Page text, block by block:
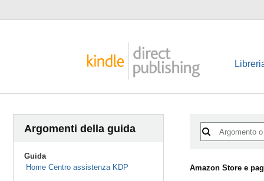
Argomenti della guida
Guida
Home Centro assistenza KDP
Amazon Store e